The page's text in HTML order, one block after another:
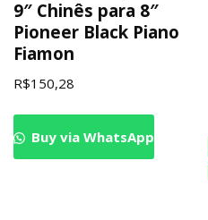
9″ Chinês para 8″
Pioneer Black Piano
Fiamon
R$150,28
Buy via WhatsApp